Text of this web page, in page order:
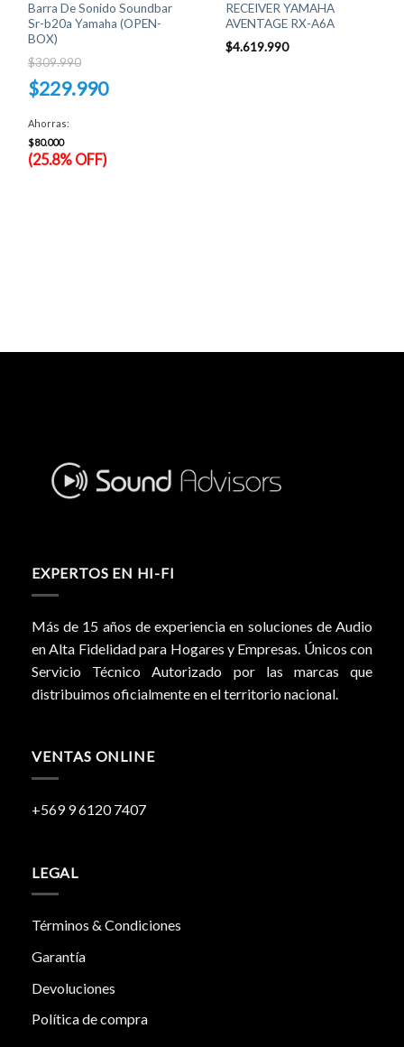
Barra De Sonido Soundbar
Sr-b20a Yamaha (OPEN-
BOX)
$309.990
El
precio
original
$309.990.
$229.990
precio
actual
es:
$229.990.
Ahorras:
$80.000
(25.8% OFF)
RECEIVER YAMAHA
AVENTAGE RX-A6A
$4.619.990
EXPERTOS EN HI-FI
Más de 15 años de experiencia en soluciones de Audio
en Alta Fidelidad para Hogares y Empresas. Únicos con
Servicio Técnico Autorizado por las marcas que
distribuimos oficialmente en el territorio nacional.
VENTAS ONLINE
+569 9 6120 7407
LEGAL
Términos & Condiciones
Garantía
Devoluciones
Política de compra